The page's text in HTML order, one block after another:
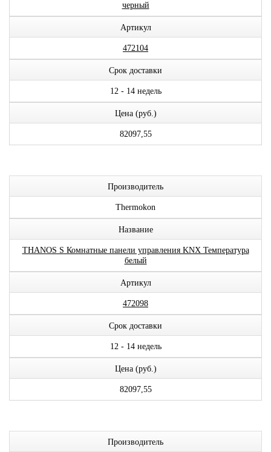
черный
Артикул
472104
Срок доставки
12 - 14 недель
Цена (руб.)
82097,55
Производитель
Thermokon
Название
THANOS S Комнатные панели управления KNX Температура
белый
Артикул
472098
Срок доставки
12 - 14 недель
Цена (руб.)
82097,55
Производитель